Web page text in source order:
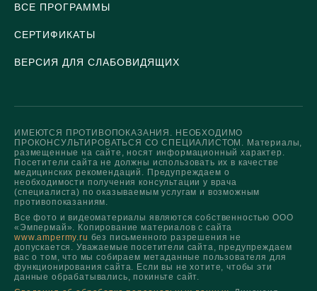
ВСЕ ПРОГРАММЫ
СЕРТИФИКАТЫ
ВЕРСИЯ ДЛЯ СЛАБОВИДЯЩИХ
ИМЕЮТСЯ ПРОТИВОПОКАЗАНИЯ. НЕОБХОДИМО
ПРОКОНСУЛЬТИРОВАТЬСЯ СО СПЕЦИАЛИСТОМ. Материалы,
размещенные на сайте, носят информационный характер.
Посетители сайта не должны использовать их в качестве
медицинских рекомендаций. Предупреждаем о
необходимости получения консультации у врача
(специалиста) по оказываемым услугам и возможным
противопоказаниям.
Все фото и видеоматериалы являются собственностью ООО
«Эмпермай». Копирование материалов с сайта
www.ampermy.ru без письменного разрешения не
допускается. Уважаемые посетители сайта, предупреждаем
вас о том, что мы собираем метаданные пользователя для
функционирования сайта. Если вы не хотите, чтобы эти
данные обрабатывались, покиньте сайт.